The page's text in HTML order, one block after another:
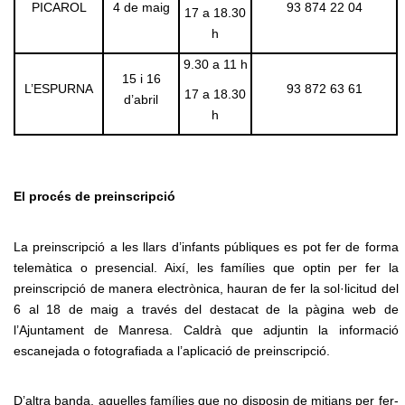
PICAROL 4 de maig
17 a 18.30
h
93 874 22 04
L’ESPURNA
15 i 16
d’abril
9.30 a 11 h
17 a 18.30
h
93 872 63 61
El procés de preinscripció
La preinscripció a les llars d’infants públiques es pot fer de forma
telemàtica o presencial. Així, les famílies que optin per fer la
preinscripció de manera electrònica, hauran de fer la sol·licitud del
6 al 18 de maig a través del destacat de la pàgina web de
l’Ajuntament de Manresa. Caldrà que adjuntin la informació
escanejada o fotografiada a l’aplicació de preinscripció.
D’altra banda, aquelles famílies que no disposin de mitjans per fer-